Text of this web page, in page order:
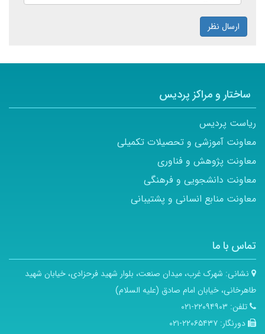
ارسال نظر
ساختار و مراکز پردیس
ریاست پردیس
معاونت آموزشی و تحصیلات تکمیلی
معاونت پژوهش و فناوری
معاونت دانشجویی و فرهنگی
معاونت منابع انسانی و پشتیبانی
تماس با ما
نشانی: شهرک غرب، میدان صنعت، بلوار شهید فرحزادی، خیابان شهید
طاهرخانی، خیابان امام صادق (علیه السلام)
تلفن: ۲۲۰۹۴۹۰۳-۰۲۱
دورنگار: ۲۲۰۶۵۴۳۷-۰۲۱